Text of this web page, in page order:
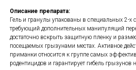
Описание препарата:
Гель и гранулы упакованы в специальных 2-х
требующий дополнительных манипуляций
достаточно вскрыть защитную пленку и
посещаемых грызунами местах. Активное
приманки относится к группе самых
родентицидов и гарантирует гибель грызунов